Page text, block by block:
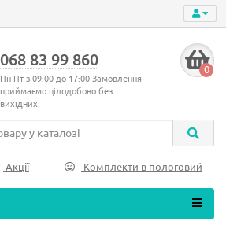
068 83 99 860
Пн-Пт з 09:00 до 17:00 Замовлення
приймаємо цілодобово без
вихідних.
0
Акції Комплекти в пологовий